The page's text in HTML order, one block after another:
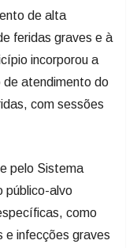
de alta
feridas graves e à
incorporou a
de atendimento do
com sessões
pelo Sistema
público-alvo
como
e infecções graves